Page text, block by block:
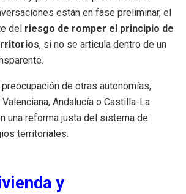
están en fase preliminar, el
del riesgo de romper el principio de
, si no se articula dentro de un
de otras autonomías,
Andalucía o Castilla-La
una reforma justa del sistema de
territoriales.
y